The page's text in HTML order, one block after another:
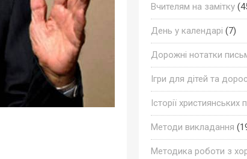
Вчителям на замітку
День у календарі (7)
Дорожні нотатки
Ігри для дітей та
Історії християнських
Методи викладання
Методика роботи з